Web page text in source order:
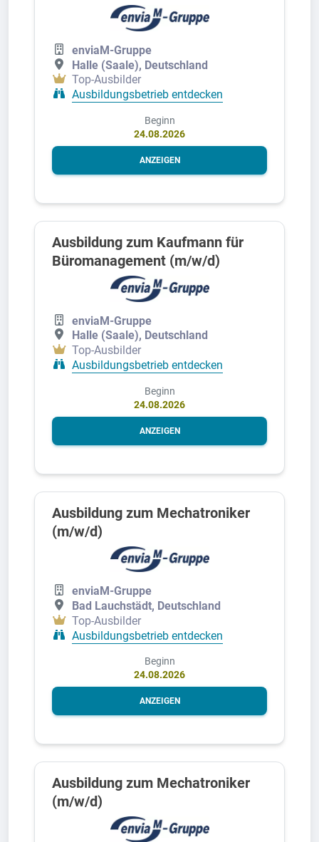
enviaM-Gruppe
Halle (Saale), Deutschland
Top-Ausbilder
Ausbildungsbetrieb entdecken
Beginn
24.08.2026
ANZEIGEN
Ausbildung zum Kaufmann für
Büromanagement (m/w/d)
enviaM-Gruppe
Halle (Saale), Deutschland
Top-Ausbilder
Ausbildungsbetrieb entdecken
Beginn
24.08.2026
ANZEIGEN
Ausbildung zum Mechatroniker
(m/w/d)
enviaM-Gruppe
Bad Lauchstädt, Deutschland
Top-Ausbilder
Ausbildungsbetrieb entdecken
Beginn
24.08.2026
ANZEIGEN
Ausbildung zum Mechatroniker
(m/w/d)